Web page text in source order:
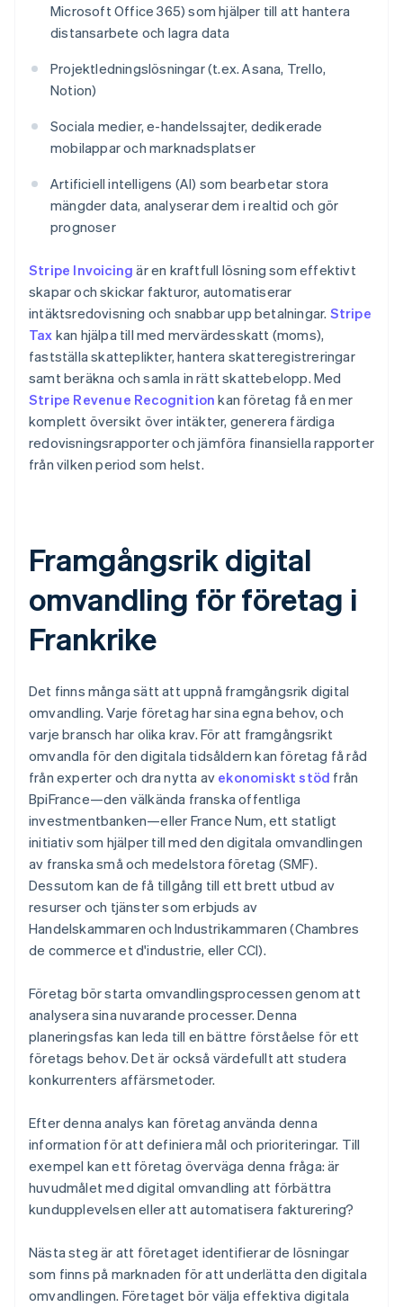
Microsoft Office 365) som hjälper till att hantera
distansarbete och lagra data
Projektledningslösningar (t.ex. Asana, Trello,
Notion)
Sociala medier, e-handelssajter, dedikerade
mobilappar och marknadsplatser
Artificiell intelligens (AI) som bearbetar stora
mängder data, analyserar dem i realtid och gör
prognoser
Stripe Invoicing är en kraftfull lösning som effektivt
skapar och skickar fakturor, automatiserar
intäktsredovisning och snabbar upp betalningar. Stripe
Tax kan hjälpa till med mervärdesskatt (moms),
fastställa skatteplikter, hantera skatteregistreringar
samt beräkna och samla in rätt skattebelopp. Med
Stripe Revenue Recognition kan företag få en mer
komplett översikt över intäkter, generera färdiga
redovisningsrapporter och jämföra finansiella rapporter
från vilken period som helst.
Framgångsrik digital
omvandling för företag i
Frankrike
Det finns många sätt att uppnå framgångsrik digital
omvandling. Varje företag har sina egna behov, och
varje bransch har olika krav. För att framgångsrikt
omvandla för den digitala tidsåldern kan företag få råd
från experter och dra nytta av ekonomiskt stöd från
BpiFrance—den välkända franska offentliga
investmentbanken—eller France Num, ett statligt
initiativ som hjälper till med den digitala omvandlingen
av franska små och medelstora företag (SMF).
Dessutom kan de få tillgång till ett brett utbud av
resurser och tjänster som erbjuds av
Handelskammaren och Industrikammaren (Chambres
de commerce et d'industrie, eller CCI).
Företag bör starta omvandlingsprocessen genom att
analysera sina nuvarande processer. Denna
planeringsfas kan leda till en bättre förståelse för ett
företags behov. Det är också värdefullt att studera
konkurrenters affärsmetoder.
Efter denna analys kan företag använda denna
information för att definiera mål och prioriteringar. Till
exempel kan ett företag överväga denna fråga: är
huvudmålet med digital omvandling att förbättra
kundupplevelsen eller att automatisera fakturering?
Nästa steg är att företaget identifierar de lösningar
som finns på marknaden för att underlätta den digitala
omvandlingen. Företaget bör välja effektiva digitala